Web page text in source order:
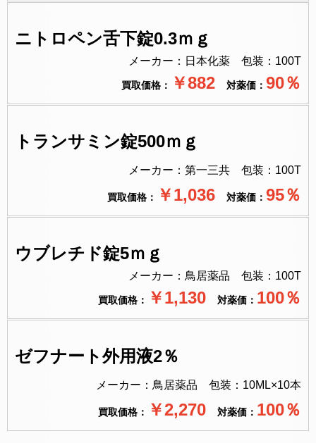
ニトロペン舌下錠0.3ｍｇ
メーカー：日本化薬 包装：100T
買取価格： ￥882 対薬価： 90％
トランサミン錠500ｍｇ
メーカー：第一三共 包装：100T
買取価格： ￥1,036 対薬価： 95％
ウブレチド錠5ｍｇ
メーカー：鳥居薬品 包装：100T
買取価格： ￥1,130 対薬価： 100％
ゼフナート外用液2％
メーカー：鳥居薬品 包装：10ML×10本
買取価格： ￥2,270 対薬価： 100％